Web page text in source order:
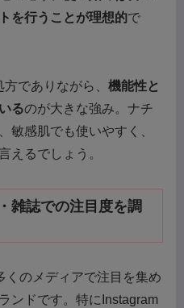
を行うことが理想的で
でありながら、 機能性と
るのが大きな強み。ナチ
敏感肌でも使いやすく、
えるでしょう。
雑誌での注目度を調
くのメディアで注目を集め
ンドです。特にInstagram